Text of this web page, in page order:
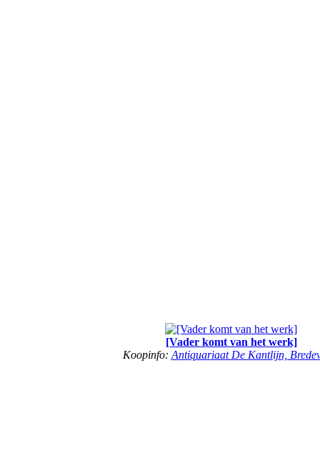
[Vader komt van het werk]
Koopinfo: Antiquariaat De Kantlijn,